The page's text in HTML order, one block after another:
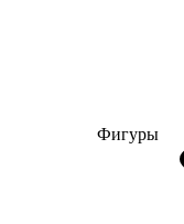
Фигуры